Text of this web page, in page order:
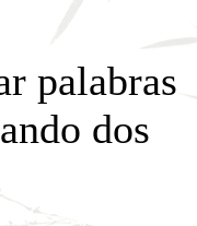
palabras
dos